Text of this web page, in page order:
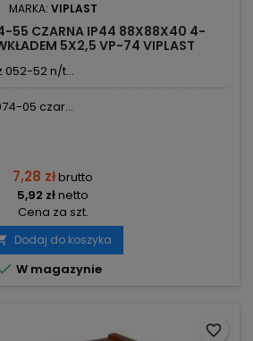
MARKA: VIPLAST
55 CZARNA IP44 88X88X40 4-
5X2,5 VP-74 VIPLAST
052-52 n/t...
05 czar...
7,28 złbrutto
5,92 złnetto
Cena za szt.
Dodaj do koszyka
W magazynie
favorite_border